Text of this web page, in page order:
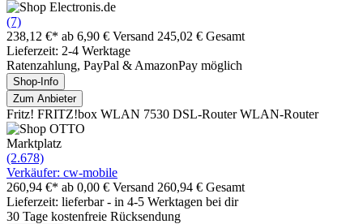
(7)
238,12 €* ab 6,90 € Versand 245,02 € Gesamt
Lieferzeit: 2-4 Werktage
Ratenzahlung, PayPal & AmazonPay möglich
Shop-Info
Zum Anbieter
Fritz! FRITZ!box WLAN 7530 DSL-Router WLAN-Router
Marktplatz
(2.678)
Verkäufer: cw-mobile
260,94 €* ab 0,00 € Versand 260,94 € Gesamt
Lieferzeit: lieferbar - in 4-5 Werktagen bei dir
30 Tage kostenfreie Rücksendung